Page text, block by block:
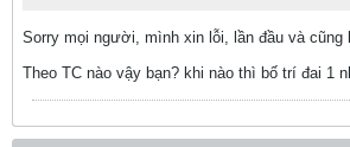
Sorry mọi người, mình xin lỗi, lần đầu và cũng
Theo TC nào vậy bạn? khi nào thì bố trí đai 1